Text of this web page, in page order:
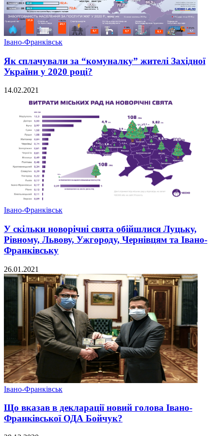
Івано-Франківськ
Як сплачували за “комуналку” жителі Західної
України у 2020 році?
14.02.2021
Івано-Франківськ
У скільки новорічні свята обійшлися Луцьку,
Рівному, Львову, Ужгороду, Чернівцям та Івано-
Франківську
26.01.2021
Івано-Франківськ
Що вказав в декларації новий голова Івано-
Франківської ОДА Бойчук?